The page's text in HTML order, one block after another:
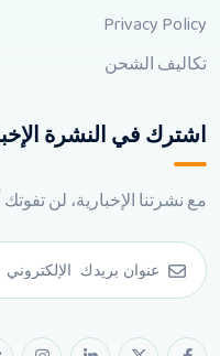
Privacy Policy
تكاليف الشحن
اشترك في النشرة
مع نشرتنا الإخبارية، لن